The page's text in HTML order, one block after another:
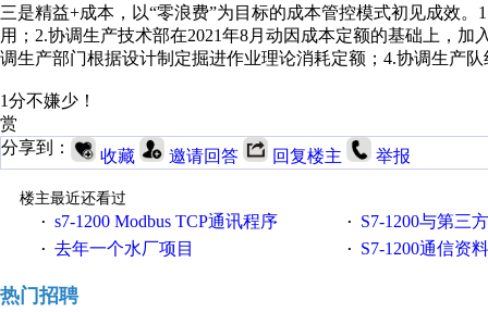
三是精益+成本，以“零浪费”为目标的成本管控模式初见成效
用；2.协调生产技术部在2021年8月动因成本定额的基础上，
调生产部门根据设计制定掘进作业理论消耗定额；4.协调生产
1分不嫌少！
赏
分享到：
收藏 邀请回答 回复楼主 举报
楼主最近还看过
· s7-1200 Modbus TCP通讯程序 · S7-1200与第三方设备之
· 去年一个水厂项目 · S7-1200通信资
热门招聘